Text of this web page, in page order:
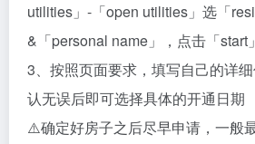
utilities」-「open utilities」选「
&「personal name」，点击「start
3、按照页面要求，填写自己的详
认无误后即可选择具体的开通日期
⚠️确定好房子之后尽早申请，一般